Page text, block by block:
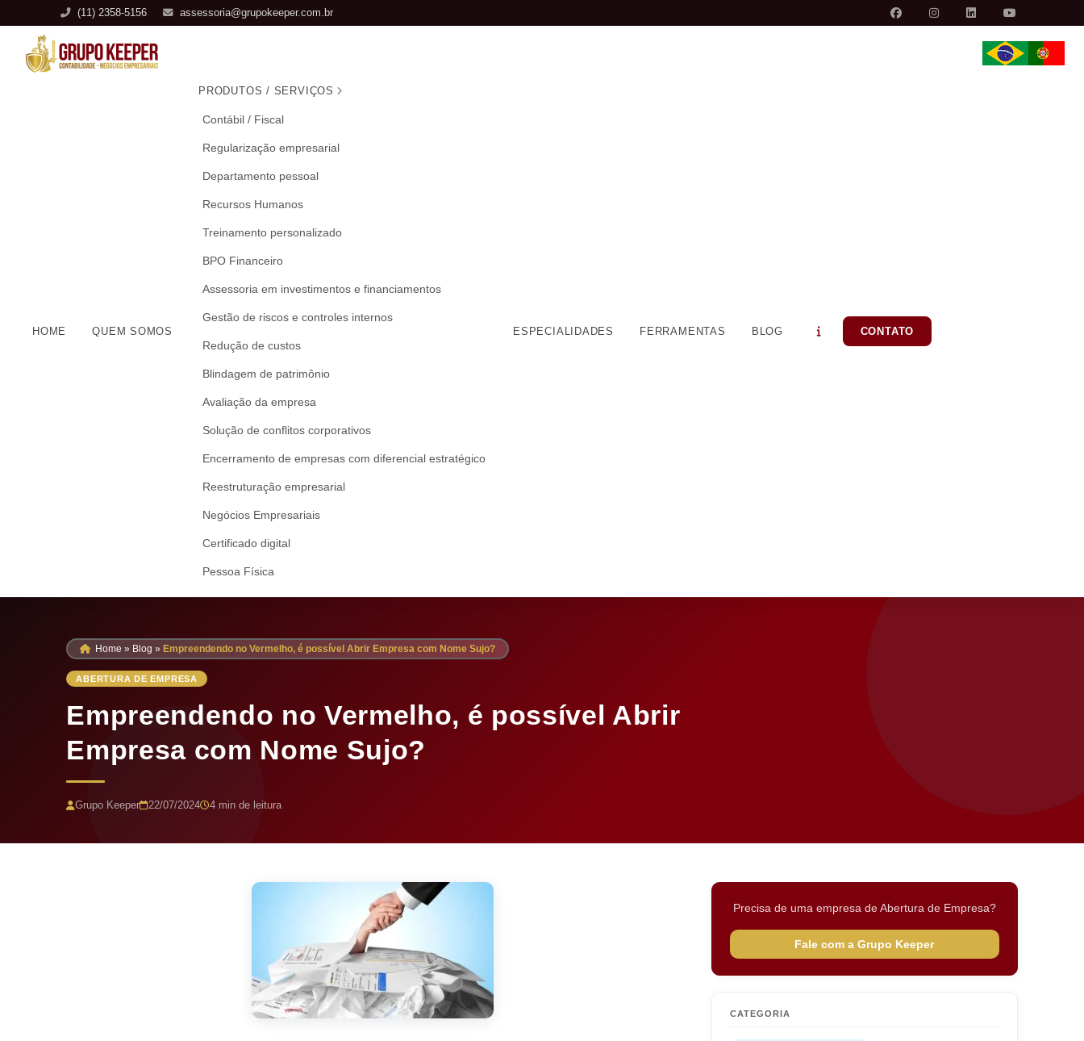
(11) 2358-5156 assessoria@grupokeeper.com.br
HOME QUEM SOMOS
PRODUTOS / SERVIÇOS
Contábil / Fiscal
Regularização empresarial
Departamento pessoal
Recursos Humanos
Treinamento personalizado
BPO Financeiro
Assessoria em investimentos e financiamentos
Gestão de riscos e controles internos
Redução de custos
Blindagem de patrimônio
Avaliação da empresa
Solução de conflitos corporativos
Encerramento de empresas com diferencial estratégico
Reestruturação empresarial
Negócios Empresariais
Certificado digital
Pessoa Física
ESPECIALIDADES FERRAMENTAS BLOG CONTATO
Home » Blog » Empreendendo no Vermelho, é possível Abrir Empresa com Nome Sujo?
ABERTURA DE EMPRESA
Empreendendo no Vermelho, é possível Abrir
Empresa com Nome Sujo?
Grupo Keeper 22/07/2024 4 min de leitura
Precisa de uma empresa de Abertura de Empresa?
Fale com a Grupo Keeper
CATEGORIA